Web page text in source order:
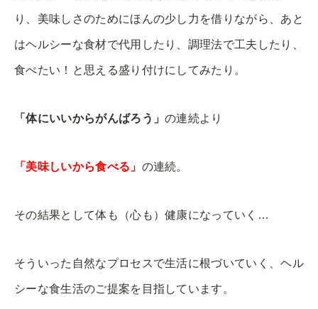
り、美味しさのためにほんの少し力を借りながら、あと
はヘルシーな食材で代用したり、調理法で工夫したり、
食べたい！と思える盛り付けにしてみたり。
「体にいいからがんばろう」の連続より
「美味しいから食べる」 の連続。
その結果として体も（心も）健康になっていく…
そういった自然なプロセスで生活に根づいていく、ヘル
シーな食生活のご提案を目指しています。